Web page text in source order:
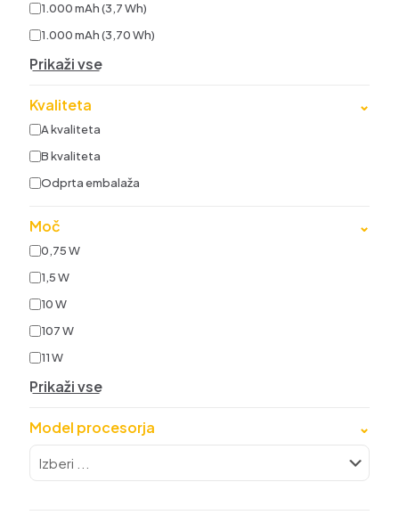
1.000 mAh (3,7 Wh)
1.000 mAh (3,70 Wh)
Prikaži vse
Kvaliteta ⌄
A kvaliteta
B kvaliteta
Odprta embalaža
Moč ⌄
0,75 W
1,5 W
10 W
107 W
11 W
Prikaži vse
Model procesorja ⌄